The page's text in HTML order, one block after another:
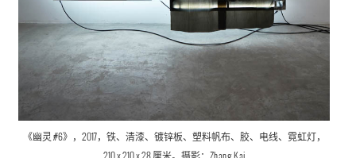
《幽灵 #6》，2017，铁、 清漆、镀锌板、塑料帆布、胶、电线、霓虹灯，
210 x 210 x 28 厘米。摄影： Zhang Kai